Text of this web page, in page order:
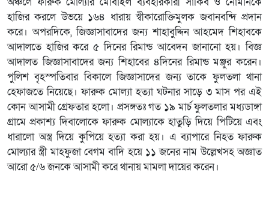
হাজির করলে উভয়ে ১৬৪ ধারায় স্বীকারোক্তিমুলক জবানবন্দি প্রদান
করে। অপরদিকে, জিজ্ঞাসাবাদের জন্য শাহাবুদ্দিন আহমেদ শিহাবকে
আদালতে হাজির করে ৫ দিনের রিমান্ড আবেদন জানানো হয়। বিজ্ঞ
আদালত জিজ্ঞাসাবাদের জন্য শিহাবের ৪দিনের রিমান্ড মঞ্জুর করেন।
পুলিশ বৃহস্পতিবার বিকালে জিজ্ঞাসাদের জন্য তাকে ফুলতলা থানা
হেফাজতে নিয়েছে। ফারুক মোল্যা হত্যা ঘটনার সাড়ে ৩ মাস পর এই
কোন আসামী গ্রেফতার হলো। প্রসঙ্গতঃ গত ১৯ মার্চ ফুলতলার মধ্যডাঙ্গা
গ্রামে প্রকাশ্য দিবালোকে ফারুক মোল্যাকে হাতুড়ি দিয়ে পিটিয়ে এবং
ধারালো অস্ত্র দিয়ে কুপিয়ে হত্যা করা হয়। এ ব্যাপারে নিহত ফারুক
মোল্যার স্ত্রী মাহফুজা বেগম বাদি হয়ে ১১ জনের নাম উল্লেখসহ অজ্ঞাত
আরো ৫/৬ জনকে আসামী করে থানায় মামলা দায়ের করেন।